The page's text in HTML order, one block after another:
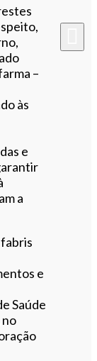
–
às
e
a
e
Saúde
no